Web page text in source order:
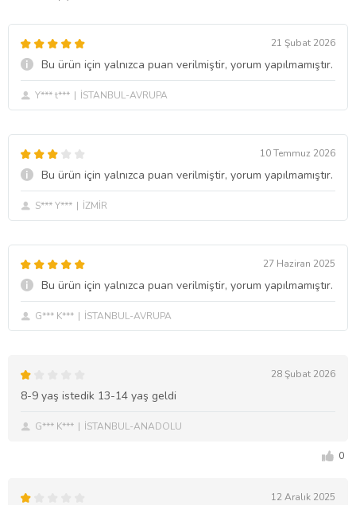
21 Şubat 2026
Bu ürün için yalnızca puan verilmiştir, yorum yapılmamıştır.
Y*** t*** İSTANBUL-AVRUPA
10 Temmuz 2026
Bu ürün için yalnızca puan verilmiştir, yorum yapılmamıştır.
S*** Y*** İZMİR
27 Haziran 2025
Bu ürün için yalnızca puan verilmiştir, yorum yapılmamıştır.
G*** K*** İSTANBUL-AVRUPA
28 Şubat 2026
8-9 yaş istedik 13-14 yaş geldi
G*** K*** İSTANBUL-ANADOLU
0
12 Aralık 2025